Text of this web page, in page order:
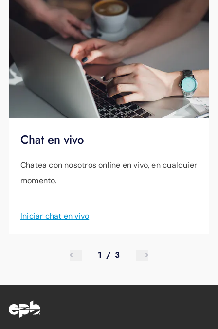
Chat en vivo
Chatea con nosotros online en vivo, en cualquier
momento.
Iniciar chat en vivo
1 / 3